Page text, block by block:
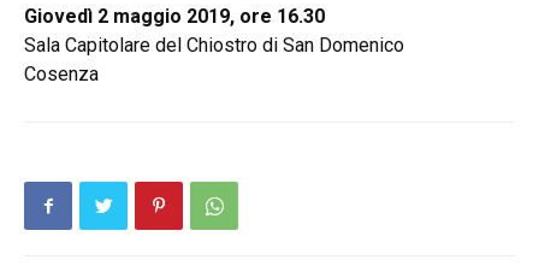
Giovedì 2 maggio 2019, ore 16.30
Sala Capitolare del Chiostro di San Domenico
Cosenza